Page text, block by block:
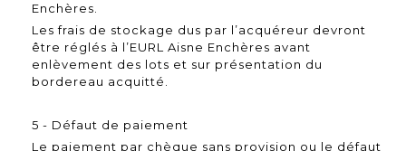
Enchères.
Les frais de stockage dus par l’acquéreur devront
être réglés à l’EURL Aisne Enchères avant
enlèvement des lots et sur présentation du
bordereau acquitté.
5 - Défaut de paiement
Le paiement par chèque sans provision ou le défaut